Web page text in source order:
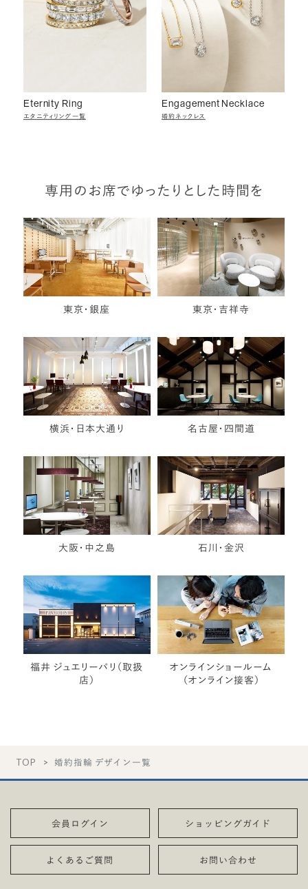
Eternity Ring
エタニティリング一覧
Engagement Necklace
婚約ネックレス
専用のお席でゆったりとした時間を
東京・銀座 東京・吉祥寺
横浜・日本大通り 名古屋・四間道
大阪・中之島 石川・金沢
福井 ジュエリーパリ（取扱
店）
オンラインショールーム
（オンライン接客）
TOP 婚約指輪 デザイン一覧
会員ログイン ショッピングガイド
よくあるご質問 お問い合わせ